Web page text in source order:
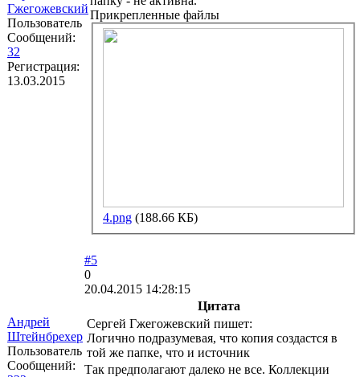
Гжегожевский
Пользователь
Сообщений:
32
Регистрация:
13.03.2015
Прикрепленные файлы
4.png (188.66 КБ)
Андрей
Штейнбрехер
Пользователь
Сообщений:
#5
0
20.04.2015 14:28:15
Цитата
Сергей Гжегожевский пишет:
Логично подразумевая, что копия создастся в
той же папке, что и источник
Так предполагают далеко не все. Коллекции